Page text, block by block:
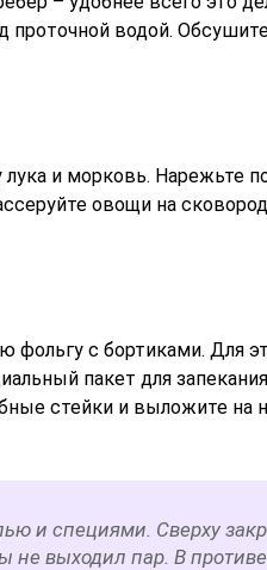
проточной водой.
лука и морковь. Нарежьте
овощи на
фольгу с бортиками. Для
пакет для
стейки и выложите на
и специями. Сверху
не выходил пар. В